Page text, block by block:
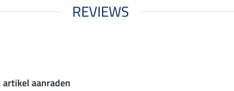
REVIEWS
aanraden